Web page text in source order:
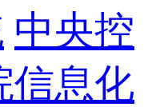
中央控
信息化